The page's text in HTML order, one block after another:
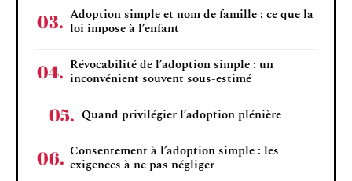
Adoption simple et nom de famille : ce que la
loi impose à l’enfant
Révocabilité de l’adoption simple : un
inconvénient souvent sous-estimé
Quand privilégier l’adoption plénière
Consentement à l’adoption simple : les
exigences à ne pas négliger